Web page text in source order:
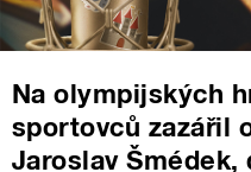
Na olympijských
sportovců zazářil
Jaroslav Šmédek,